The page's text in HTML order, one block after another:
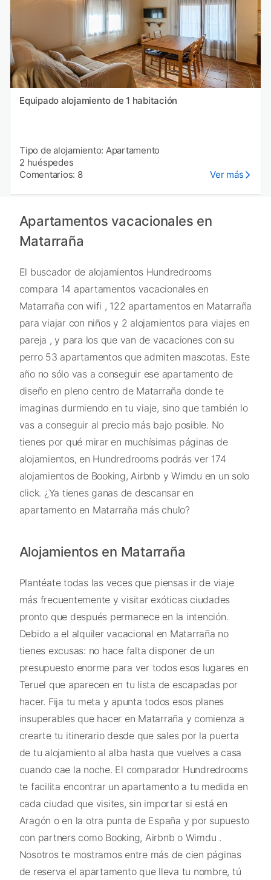
Equipado alojamiento de 1 habitación
Tipo de alojamiento: Apartamento
2 huéspedes
Comentarios: 8
Ver más
Apartamentos vacacionales en
Matarraña
El buscador de alojamientos Hundredrooms
compara 14 apartamentos vacacionales en
Matarraña con wifi , 122 apartamentos en Matarraña
para viajar con niños y 2 alojamientos para viajes en
pareja , y para los que van de vacaciones con su
perro 53 apartamentos que admiten mascotas. Este
año no sólo vas a conseguir ese apartamento de
diseño en pleno centro de Matarraña donde te
imaginas durmiendo en tu viaje, sino que también lo
vas a conseguir al precio más bajo posible. No
tienes por qué mirar en muchísimas páginas de
alojamientos, en Hundredrooms podrás ver 174
alojamientos de Booking, Airbnb y Wimdu en un solo
click. ¿Ya tienes ganas de descansar en
apartamento en Matarraña más chulo?
Alojamientos en Matarraña
Plantéate todas las veces que piensas ir de viaje
más frecuentemente y visitar exóticas ciudades
pronto que después permanece en la intención.
Debido a el alquiler vacacional en Matarraña no
tienes excusas: no hace falta disponer de un
presupuesto enorme para ver todos esos lugares en
Teruel que aparecen en tu lista de escapadas por
hacer. Fija tu meta y apunta todos esos planes
insuperables que hacer en Matarraña y comienza a
crearte tu itinerario desde que sales por la puerta
de tu alojamiento al alba hasta que vuelves a casa
cuando cae la noche. El comparador Hundredrooms
te facilita encontrar un apartamento a tu medida en
cada ciudad que visites, sin importar si está en
Aragón o en la otra punta de España y por supuesto
con partners como Booking, Airbnb o Wimdu .
Nosotros te mostramos entre más de cien páginas
de reserva el apartamento que lleva tu nombre, tú